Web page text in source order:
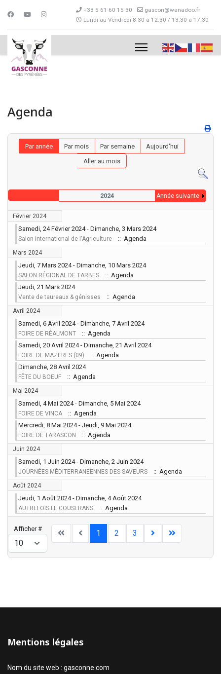
+33 5 61 60 15 30
gascon@wanadoo.fr
Lundi au Vendredi 8:30 à 12:30 / 13:30 à 17:30
Agenda
Par année Par mois Par semaine
Aujourd'hui
Aller au mois
2024 Année suivante
Février 2024
Samedi, 24 Février 2024 - Dimanche, 3 Mars 2024
Salon International de l'Agriculture :: Agenda
Mars 2024
Jeudi, 7 Mars 2024 - Dimanche, 10 Mars 2024
SALON RÉGIONAL DE TARBES
:: Agenda
Jeudi, 21 Mars 2024
Vente de taureaux & génisses :: Agenda
Avril 2024
Samedi, 6 Avril 2024 - Dimanche, 7 Avril 2024
FOIRE DE RÉALMONT
:: Agenda
Samedi, 20 Avril 2024 - Dimanche, 21 Avril 2024
FOIRE DE MAZERES (09)
:: Agenda
Dimanche, 28 Avril 2024
FÊTE DU BOEUF :: Agenda
Mai 2024
Samedi, 4 Mai 2024 - Dimanche, 5 Mai 2024
FOIRE DE VINCA
:: Agenda
Mercredi, 8 Mai 2024 - Jeudi, 9 Mai 2024
FOIRE DE TARASCON :: Agenda
Juin 2024
Samedi, 1 Juin 2024 - Dimanche, 2 Juin 2024
JOURNÉES MÉDITERRANÉENNES DES SAVEURS :: Agenda
Août 2024
Jeudi, 1 Août 2024 - Dimanche, 4 Août 2024
AUTREFOIS LE COUSERANS :: Agenda
Limite de la pagination
Afficher # 1 2 3
Mentions légales
Nom du site web : gasconne.com